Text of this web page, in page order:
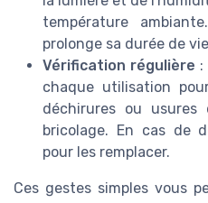
température
prolonge sa durée de
Vérification régulière :
chaque utilisation
déchirures ou
bricolage. En cas de
pour les remplacer.
Ces gestes simples vous